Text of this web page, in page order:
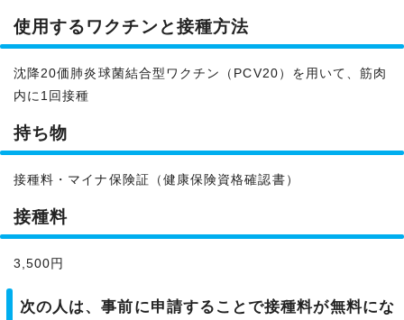
使用するワクチンと接種方法
沈降20価肺炎球菌結合型ワクチン（PCV20）を用いて、筋肉
内に1回接種
持ち物
接種料・マイナ保険証（健康保険資格確認書）
接種料
3,500円
次の人は、事前に申請することで接種料が無料にな